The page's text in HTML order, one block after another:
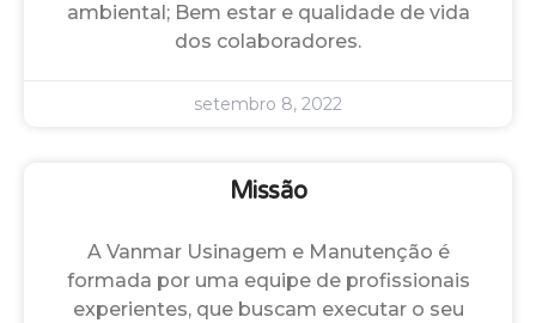
ambiental; Bem estar e qualidade de vida
dos colaboradores.
setembro 8, 2022
Missão
A Vanmar Usinagem e Manutenção é
formada por uma equipe de profissionais
experientes, que buscam executar o seu